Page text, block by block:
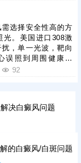
针对性治疗，一人
制病情，防止病症
康。
选择安全性高的方
光。美国进口308激
，单一光波，靶向
误照到周围健康皮
群和部位限制。照
行综合治疗，双管
92
决白癜风问题
的白癜风/白斑问题